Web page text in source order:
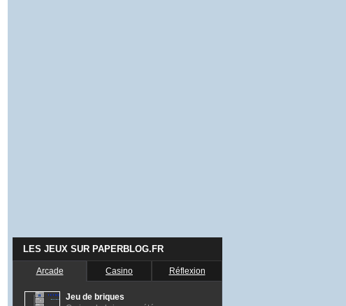
LES JEUX SUR PAPERBLOG.FR
Arcade Casino Réflexion
Jeu de briques